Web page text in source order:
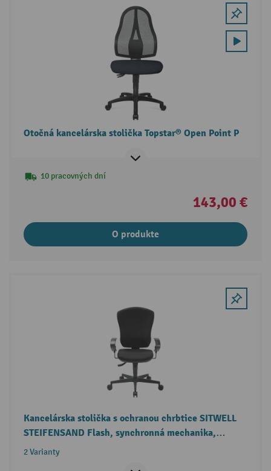
Otočná kancelárska stolička Topstar® Open Point P
10 pracovných dní
143,00 €
O produkte
Kancelárska stolička s ochranou chrbtice SITWELL
STEIFENSAND Flash, synchronná mechanika,
polypropylén, čierna, nosnosť 110 kg
2 Varianty